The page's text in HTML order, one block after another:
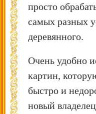
просто
самых разных
деревянного.
Очень удобно
картин,
быстро и
новый